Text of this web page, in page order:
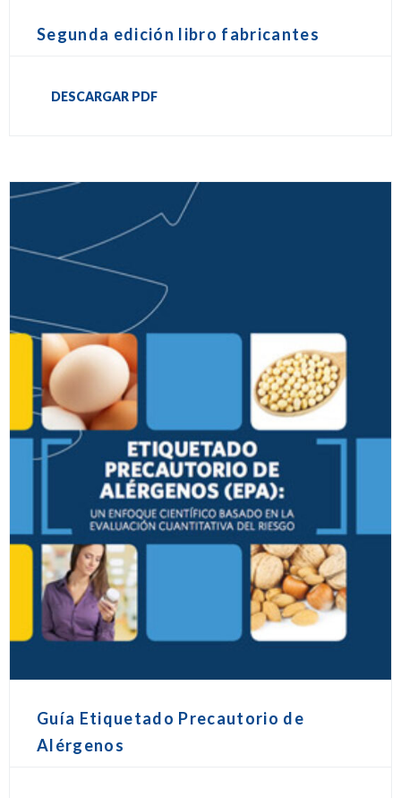
Segunda edición libro fabricantes
DESCARGAR PDF
Guía Etiquetado Precautorio de
Alérgenos